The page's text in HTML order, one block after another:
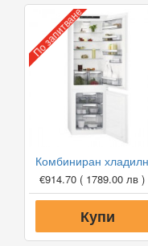
По запитване
€914.70 ( 1789.00 лв )
Купи